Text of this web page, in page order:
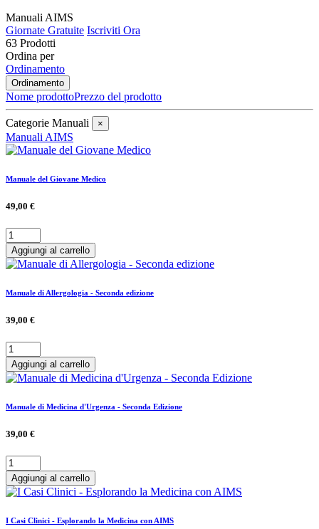
Manuali AIMS
Giornate Gratuite Iscriviti Ora
63 Prodotti
Ordina per
Ordinamento
Ordinamento
Nome prodottoPrezzo del prodotto
Categorie Manuali ×
Manuali AIMS
Manuale del Giovane Medico
49,00 €
Aggiungi al carrello
Manuale di Allergologia - Seconda edizione
39,00 €
Aggiungi al carrello
Manuale di Medicina d'Urgenza - Seconda Edizione
39,00 €
Aggiungi al carrello
I Casi Clinici - Esplorando la Medicina con AIMS